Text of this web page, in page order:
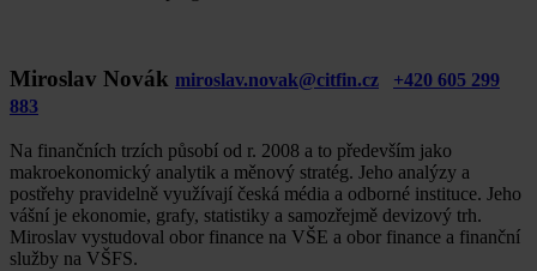
Miroslav Novák miroslav.novak@citfin.cz
+420 605 299
883
Na finančních trzích působí od r. 2008 a to především jako
makroekonomický analytik a měnový stratég. Jeho analýzy a
postřehy pravidelně využívají česká média a odborné instituce. Jeho
vášní je ekonomie, grafy, statistiky a samozřejmě devizový trh.
Miroslav vystudoval obor finance na VŠE a obor finance a finanční
služby na VŠFS.